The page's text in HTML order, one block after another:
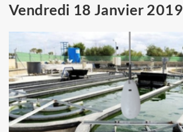
Vendredi 18 Janvier 2019